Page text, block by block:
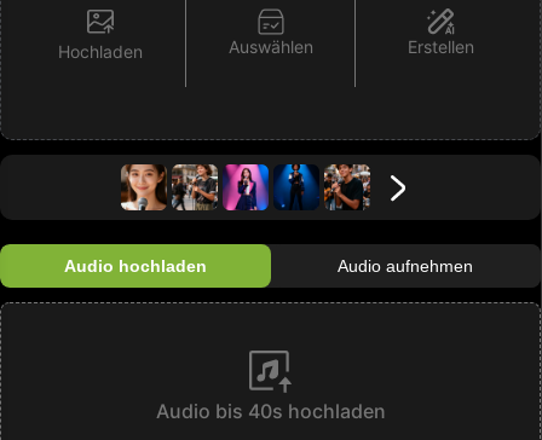
Hochladen Auswählen Erstellen
Audio hochladen Audio aufnehmen
Audio bis 40s hochladen